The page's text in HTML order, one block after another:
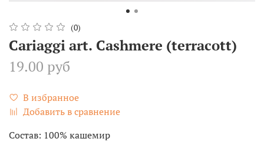
(0)
Cariaggi art. Cashmere (terracott)
19.00 руб
В избранное
Добавить в сравнение
Состав: 100% кашемир